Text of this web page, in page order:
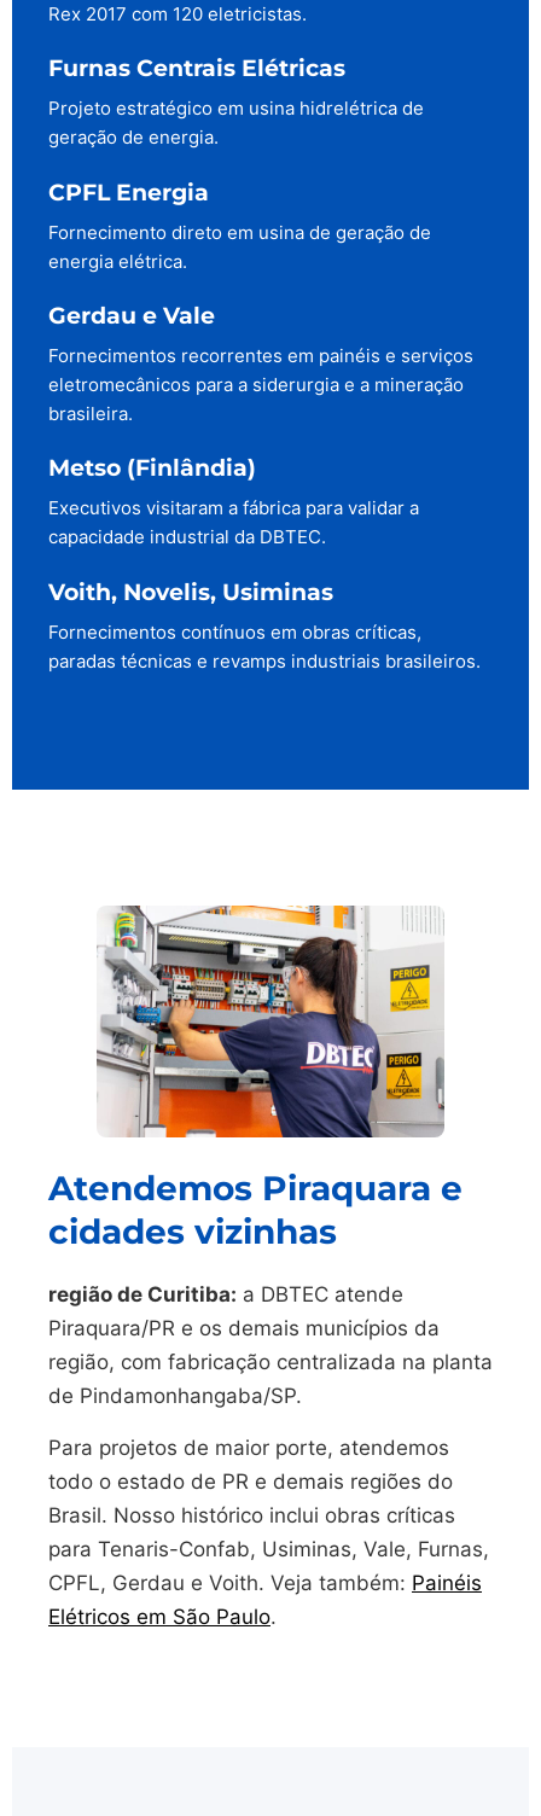
Rex 2017 com 120 eletricistas.
Furnas Centrais Elétricas
Projeto estratégico em usina hidrelétrica de
geração de energia.
CPFL Energia
Fornecimento direto em usina de geração de
energia elétrica.
Gerdau e Vale
Fornecimentos recorrentes em painéis e serviços
eletromecânicos para a siderurgia e a mineração
brasileira.
Metso (Finlândia)
Executivos visitaram a fábrica para validar a
capacidade industrial da DBTEC.
Voith, Novelis, Usiminas
Fornecimentos contínuos em obras críticas,
paradas técnicas e revamps industriais brasileiros.
Atendemos Piraquara e
cidades vizinhas
região de Curitiba: a DBTEC atende
Piraquara/PR e os demais municípios da
região, com fabricação centralizada na planta
de Pindamonhangaba/SP.
Para projetos de maior porte, atendemos
todo o estado de PR e demais regiões do
Brasil. Nosso histórico inclui obras críticas
para Tenaris-Confab, Usiminas, Vale, Furnas,
CPFL, Gerdau e Voith. Veja também: Painéis
Elétricos em São Paulo.